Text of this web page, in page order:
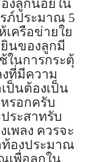
งลูกน้อยใน
ภ์ประมาณ 5
เครือข่ายใย
นของลูกมี
ในการกระตุ้
งที่มีความ
ป็นต้องเป็น
รอกครับ
ระสาทรับ
พลง ควรจะ
ท้องประมาณ
เพื่อลูกใน